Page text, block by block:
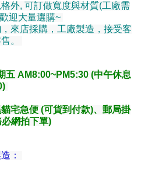
外, 可訂做寬度與材質(工廠需
迎大量選購~
來店採購，工廠製造，接受客
。
五 AM8:00~PM5:30 (中午休息
宅急便 (可貨到付款)、郵局掛
網拍下單)
：